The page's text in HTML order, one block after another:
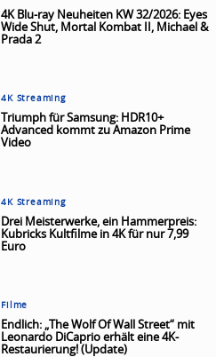
4K Blu-ray Neuheiten KW 32/2026: Eyes
Wide Shut, Mortal Kombat II, Michael &
Prada 2
4K Streaming
Triumph für Samsung: HDR10+
Advanced kommt zu Amazon Prime
Video
4K Streaming
Drei Meisterwerke, ein Hammerpreis:
Kubricks Kultfilme in 4K für nur 7,99
Euro
Filme
Endlich: „The Wolf Of Wall Street“ mit
Leonardo DiCaprio erhält eine 4K-
Restaurierung! (Update)